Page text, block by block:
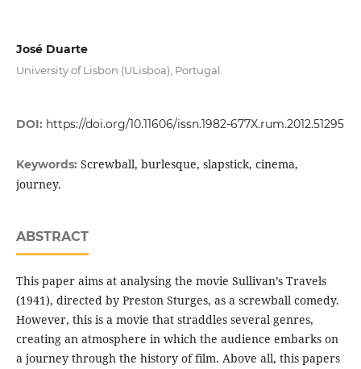
José Duarte
University of Lisbon (ULisboa), Portugal.
DOI: https://doi.org/10.11606/issn.1982-677X.rum.2012.51295
Keywords: Screwball, burlesque, slapstick, cinema,
journey.
ABSTRACT
This paper aims at analysing the movie Sullivan’s Travels
(1941), directed by Preston Sturges, as a screwball comedy.
However, this is a movie that straddles several genres,
creating an atmosphere in which the audience embarks on
a journey through the history of film. Above all, this papers